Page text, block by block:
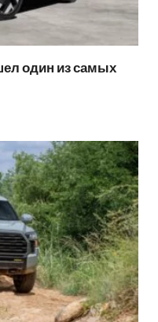
один из самых